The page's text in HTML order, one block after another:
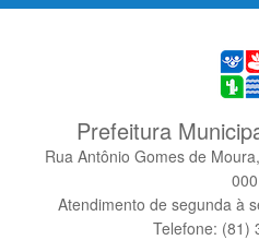
Prefeitura
Rua Antônio Gomes de
000
Atendimento de segunda à
Telefone: (81)